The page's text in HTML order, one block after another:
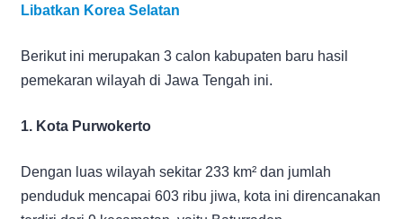
Libatkan Korea Selatan
Berikut ini merupakan 3 calon kabupaten baru hasil
pemekaran wilayah di Jawa Tengah ini.
1. Kota Purwokerto
Dengan luas wilayah sekitar 233 km² dan jumlah
penduduk mencapai 603 ribu jiwa, kota ini direncanakan